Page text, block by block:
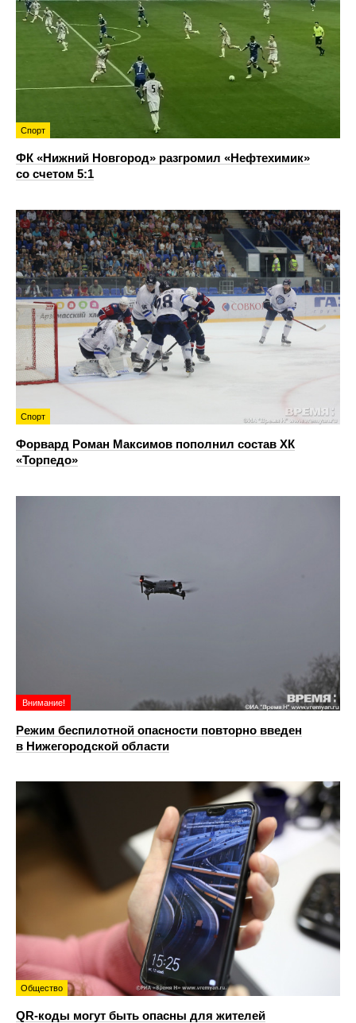
Спорт
ФК «Нижний Новгород» разгромил «Нефтехимик»
со счетом 5:1
Спорт
Форвард Роман Максимов пополнил состав ХК
«Торпедо»
Внимание!
Режим беспилотной опасности повторно введен
в Нижегородской области
Общество
QR-коды могут быть опасны для жителей